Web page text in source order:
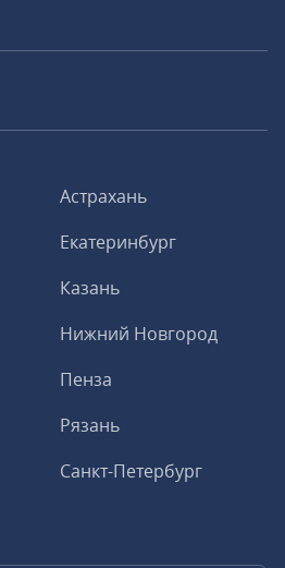
Астрахань
Екатеринбург
Казань
Нижний Новгород
Пенза
Рязань
Санкт-Петербург